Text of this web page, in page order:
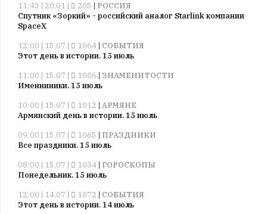
11:43 | 20.01 | 205 | РОССИЯ
Спутник «Зоркий» - российский аналог Starlink компании
SpaceX
12:00 | 15.07 |
1064 | СОБЫТИЯ
Этот день в истории. 15 июль
11:00 | 15.07 |
1086 | ЗНАМЕНИТОСТИ
Именниники. 15 июль
10:00 | 15.07 |
1012 | АРМЯНЕ
Армянский день в истории. 15 июль
09:00 | 15.07 |
1065 | ПРАЗДНИКИ
Все праздники. 15 июль
08:00 | 15.07 |
1034 | ГОРОСКОПЫ
Понедельник. 15 июль
12:00 | 14.07 |
1072 | СОБЫТИЯ
Этот день в истории. 14 июль